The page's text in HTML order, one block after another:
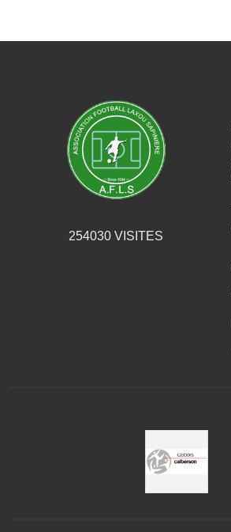
254030 VISITES